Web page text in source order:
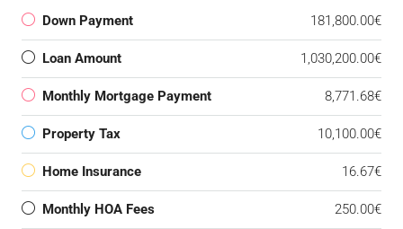
Down Payment 181,800.00€
Loan Amount 1,030,200.00€
Monthly Mortgage Payment 8,771.68€
Property Tax 10,100.00€
Home Insurance 16.67€
Monthly HOA Fees 250.00€